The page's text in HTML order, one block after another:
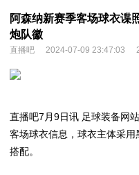
阿森纳新赛季客场球衣谍
炮队徽
直播吧 2024-07-09 23:47:03
直播吧7月9日讯 足球装备网
客场球衣信息，球衣主体采
搭配。